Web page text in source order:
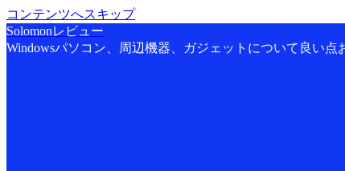
コンテンツへスキップ
Solomonレビュー
Windowsパソコン、周辺機器、ガジェットについて良い